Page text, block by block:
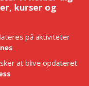
kurser og
på aktiviteter
at blive opdateret